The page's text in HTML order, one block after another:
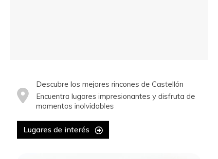
Descubre los mejores rincones de Castellón
Encuentra lugares impresionantes y disfruta de
momentos inolvidables
Lugares de interés